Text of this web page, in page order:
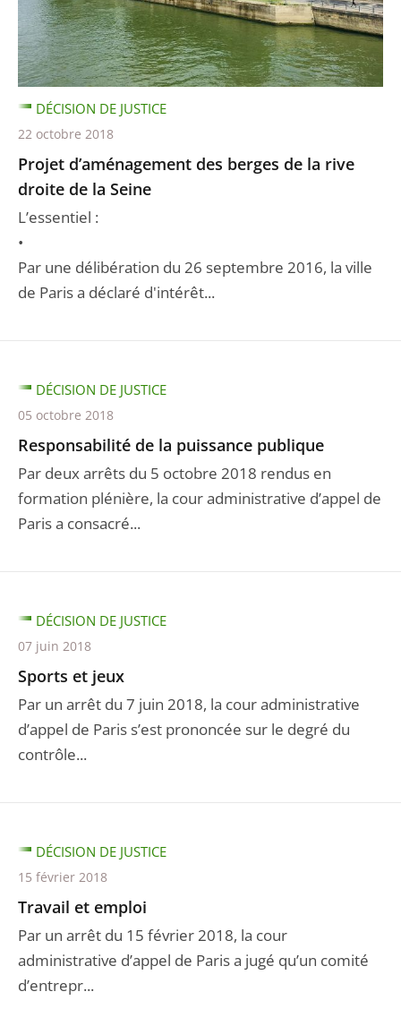
Projet d’aménagement des berges de la rive
droite de la Seine
L’essentiel :
•
Par une délibération du 26 septembre 2016, la ville
de Paris a déclaré d'intérêt...
DÉCISION DE JUSTICE
22 octobre 2018
Responsabilité de la puissance publique
Par deux arrêts du 5 octobre 2018 rendus en
formation plénière, la cour administrative d’appel de
Paris a consacré...
DÉCISION DE JUSTICE
05 octobre 2018
Sports et jeux
Par un arrêt du 7 juin 2018, la cour administrative
d’appel de Paris s’est prononcée sur le degré du
contrôle...
DÉCISION DE JUSTICE
07 juin 2018
Travail et emploi
Par un arrêt du 15 février 2018, la cour
administrative d’appel de Paris a jugé qu’un comité
d’entrepr...
DÉCISION DE JUSTICE
15 février 2018